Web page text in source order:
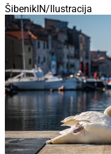
ŠibenikIN/Ilustracija